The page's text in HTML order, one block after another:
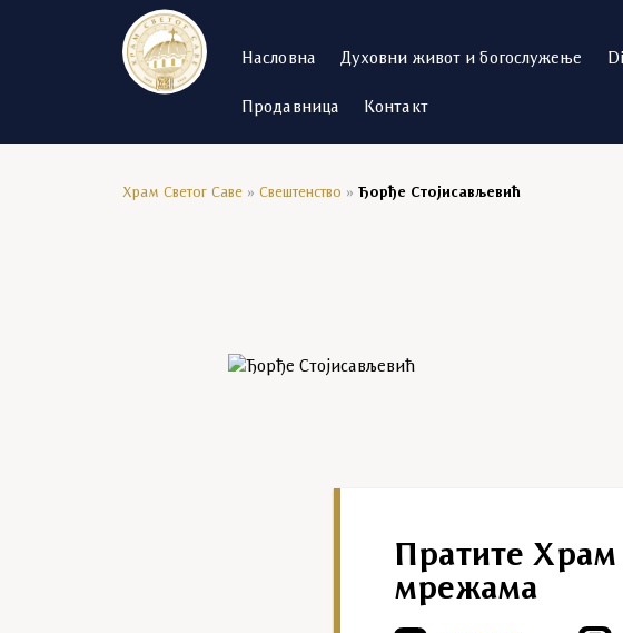
Насловна Духовни живот и богослужење
Продавница Контакт
Храм Светог Саве » Свештенство » Ђорђе Стојисављевић
Пратите Храм
мрежама